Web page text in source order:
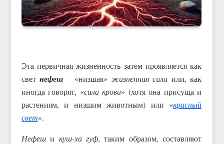
Эта первичная жизненность затем проявляется как
светнефеш – «низшая» жизненная сила или, как
иногда говорят, «сила крови» (хотя она присуща и
растениям, и низшим животным) или «красный
свет».
Нефеши куш-ха гуф, таким образом, составляют